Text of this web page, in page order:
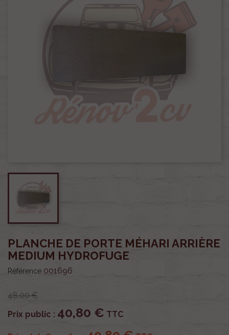
PLANCHE DE PORTE MÉHARI ARRIÈRE
MEDIUM HYDROFUGE
Référence 001696
48,00 €
Prix public : 40,80 € TTC